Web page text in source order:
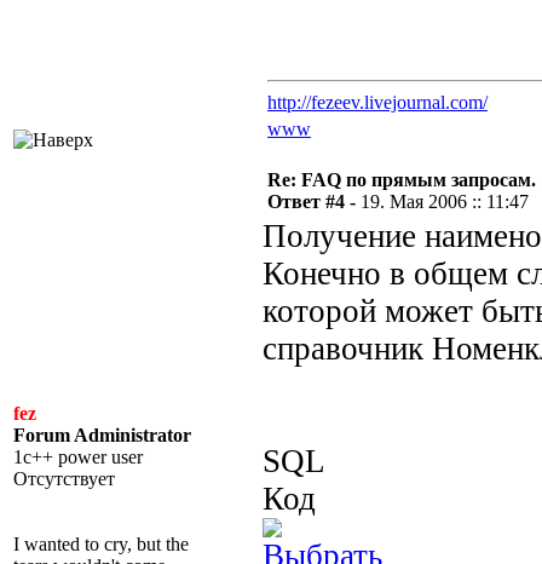
http://fezeev.livejournal.com/
www
fez
Forum Administrator
1c++ power user
Отсутствует
I wanted to cry, but the
Re: FAQ по прямым запросам.
Ответ #4 - 19. Мая 2006 :: 11:47
Получение
Конечно в общем
которой может
справочник
SQL
Код